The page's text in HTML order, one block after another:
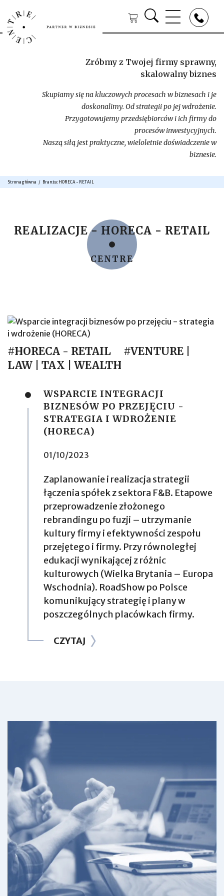
Zróbmy z Twojej firmy sprawny,
skalowalny biznes
Skupiamy się na kluczowych procesach w biznesach i je
doskonalimy. Od strategii po jej wdrożenie.
Przygotowujemy przedsiębiorców i ich firmy do
procesów inwestycyjnych.
Naszą siłą jest praktyczne, wieloletnie doświadczenie w
biznesie.
Strona główna Branża: HORECA - RETAIL
REALIZACJE - HORECA - RETAIL
CENTRE
#HORECA - RETAIL
#VENTURE |
LAW | TAX | WEALTH
WSPARCIE INTEGRACJI
BIZNESÓW PO PRZEJĘCIU -
STRATEGIA I WDROŻENIE
(HORECA)
01/10/2023
Zaplanowanie i realizacja strategii
łączenia spółek z sektora F&B. Etapowe
przeprowadzenie złożonego
rebrandingu po fuzji – utrzymanie
kultury firmy i efektywności zespołu
przejętego i firmy. Przy równoległej
edukacji wynikającej z różnic
kulturowych (Wielka Brytania – Europa
Wschodnia). RoadShow po Polsce
komunikujący strategię i plany w
poszczególnych placówkach firmy.
CZYTAJ